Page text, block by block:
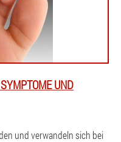
UND
und verwandeln sich bei